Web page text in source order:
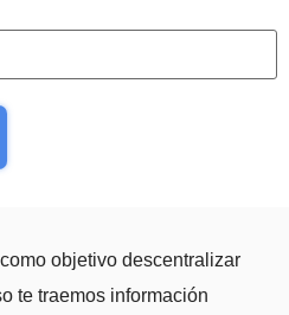
objetivo descentralizar
te traemos información